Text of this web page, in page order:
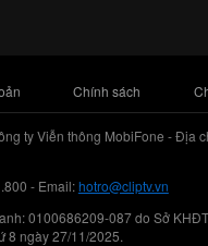
Chính sách
ty Viễn thông MobiFone - Địa
- Email:hotro@cliptv.vn
0100686209-087 do Sở
8 ngày 27/11/2025.